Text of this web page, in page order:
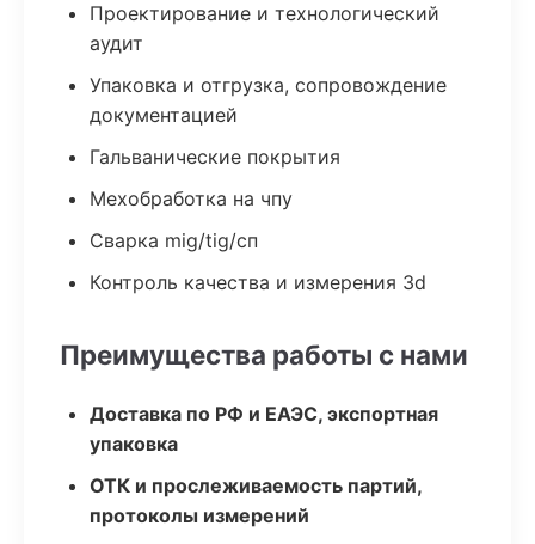
Проектирование и технологический
аудит
Упаковка и отгрузка, сопровождение
документацией
Гальванические покрытия
Мехобработка на чпу
Сварка mig/tig/сп
Контроль качества и измерения 3d
Преимущества работы с нами
Доставка по РФ и ЕАЭС, экспортная
упаковка
ОТК и прослеживаемость партий,
протоколы измерений